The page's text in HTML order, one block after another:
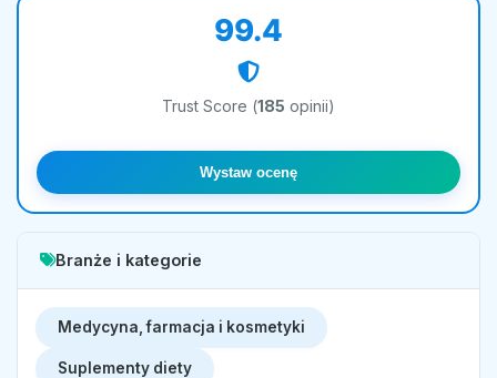
99.4
Trust Score (185 opinii)
Wystaw ocenę
Branże i kategorie
Medycyna, farmacja i kosmetyki
Suplementy diety